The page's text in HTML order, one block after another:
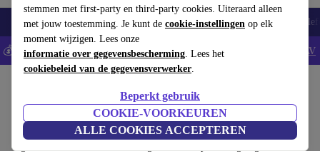
stemmen met first-party en third-party cookies. Uiteraard alleen
met jouw toestemming. Je kunt de cookie-instellingen op elk
moment wijzigen. Lees onze
informatie over gegevensbescherming. Lees het
cookiebeleid van de gegevensverwerker.
Beperkt gebruik
COOKIE-VOORKEUREN
ALLE COOKIES ACCEPTEREN
Smartphones Laptops Tablets Smartwatches Accessoires
💰Bespaar 5% EXTRA op alle iPhones - Code: IPHONEDEAL - AV
PlayStation:
Gecertificeerd refurbished PlayStation onder 600€ – bespaar tot 40%. 30
dagen retourrecht & 12 maanden garantie. Shop vandaag nog duurzaam!